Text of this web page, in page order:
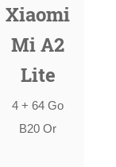
Xiaomi
Mi A2
Lite
4 + 64 Go
B20 Or